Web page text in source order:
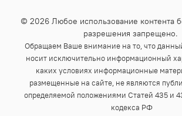
© 2026 Любое использование контента
разрешения запрещено.
Обращаем Ваше внимание на то, что данный
носит исключительно информационный
каких условиях информационные
размещенные на сайте, не являются
определяемой положениями Статей 435 и
кодекса РФ